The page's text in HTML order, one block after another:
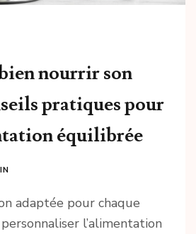
nourrir son
pratiques pour
équilibrée
adaptée pour chaque
l’alimentation